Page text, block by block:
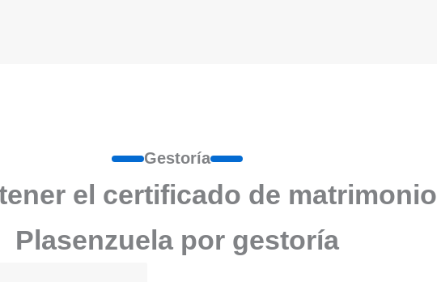
Gestoría
el certificado de
Plasenzuela por gestoría